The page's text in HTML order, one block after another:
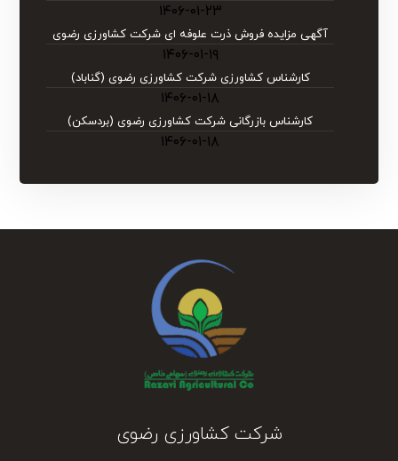
۱۴۰۶-۰۱-۲۳
آگهی مزایده فروش ذرت علوفه ای شرکت کشاورزی رضوی
۱۴۰۶-۰۱-۱۹
کارشناس کشاورزی شرکت کشاورزی رضوی (گناباد)
۱۴۰۶-۰۱-۱۸
کارشناس بازرگانی شرکت کشاورزی رضوی (بردسکن)
۱۴۰۶-۰۱-۱۸
شرکت کشاورزی رضوی